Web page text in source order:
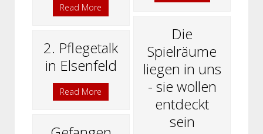
Read More
Die
Spielräume
liegen in uns
- sie wollen
entdeckt
sein
2. Pflegetalk
in Elsenfeld
Read More